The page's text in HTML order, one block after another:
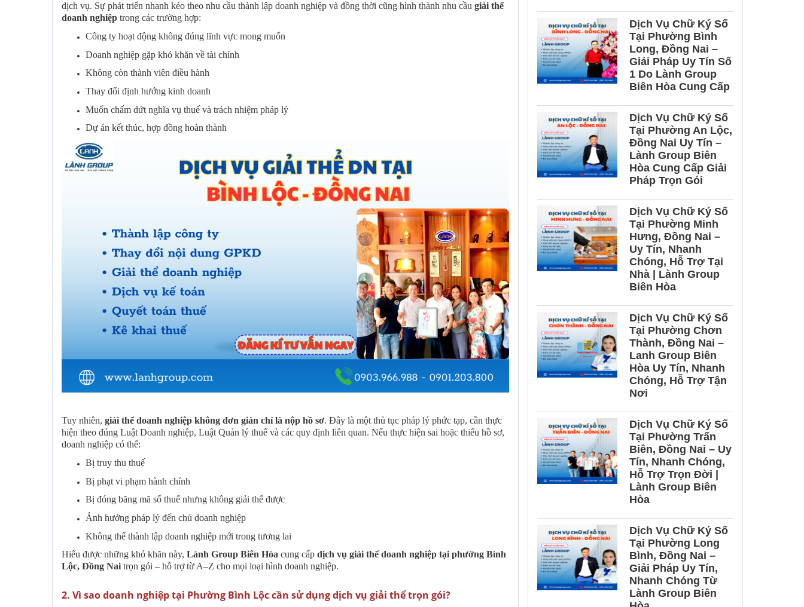
dịch vụ. Sự phát triển nhanh kéo theo nhu cầu thành lập doanh nghiệp và đồng thời cũng hình thành nhu cầu giải thể
doanh nghiệp trong các trường hợp:
Công ty hoạt động không đúng lĩnh vực mong muốn
Doanh nghiệp gặp khó khăn về tài chính
Không còn thành viên điều hành
Thay đổi định hướng kinh doanh
Muốn chấm dứt nghĩa vụ thuế và trách nhiệm pháp lý
Dự án kết thúc, hợp đồng hoàn thành
Tuy nhiên, giải thể doanh nghiệp không đơn giản chỉ là nộp hồ sơ. Đây là một thủ tục pháp lý phức tạp, cần thực
hiện theo đúng Luật Doanh nghiệp, Luật Quản lý thuế và các quy định liên quan. Nếu thực hiện sai hoặc thiếu hồ sơ,
doanh nghiệp có thể:
Bị truy thu thuế
Bị phạt vi phạm hành chính
Bị đóng băng mã số thuế nhưng không giải thể được
Ảnh hưởng pháp lý đến chủ doanh nghiệp
Không thể thành lập doanh nghiệp mới trong tương lai
Hiểu được những khó khăn này, Lành Group Biên Hòa cung cấp dịch vụ giải thể doanh nghiệp tại phường Bình
Lộc, Đồng Nai trọn gói – hỗ trợ từ A–Z cho mọi loại hình doanh nghiệp.
2. Vì sao doanh nghiệp tại Phường Bình Lộc cần sử dụng dịch vụ giải thể trọn gói?
Dịch Vụ Chữ Ký Số
Tại Phường Bình
Long, Đồng Nai –
Giải Pháp Uy Tín Số
1 Do Lành Group
Biên Hòa Cung Cấp
Dịch Vụ Chữ Ký Số
Tại Phường An Lộc,
Đồng Nai Uy Tín –
Lành Group Biên
Hòa Cung Cấp Giải
Pháp Trọn Gói
Dịch Vụ Chữ Ký Số
Tại Phường Minh
Hưng, Đồng Nai –
Uy Tín, Nhanh
Chóng, Hỗ Trợ Tại
Nhà | Lành Group
Biên Hòa
Dịch Vụ Chữ Ký Số
Tại Phường Chơn
Thành, Đồng Nai –
Lanh Group Biên
Hòa Uy Tín, Nhanh
Chóng, Hỗ Trợ Tận
Nơi
Dịch Vụ Chữ Ký Số
Tại Phường Trấn
Biên, Đồng Nai – Uy
Tín, Nhanh Chóng,
Hỗ Trợ Trọn Đời |
Lành Group Biên
Hòa
Dịch Vụ Chữ Ký Số
Tại Phường Long
Bình, Đồng Nai –
Giải Pháp Uy Tín,
Nhanh Chóng Từ
Lành Group Biên